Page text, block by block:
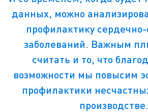
данных, можно
профилактику
заболеваний. Важным
считать и то, что
возможности мы повысим
профилактики
производстве.